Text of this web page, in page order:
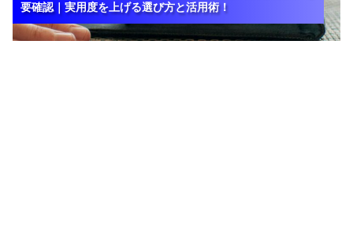
要確認｜実用度を上げる選び方と活用術！
要確認｜実用度を上げる選び方と活用術！
要確認｜実用度を上げる選び方と活用術！